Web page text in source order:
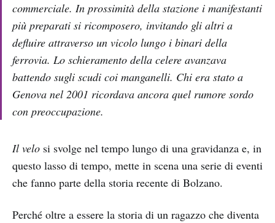
commerciale. In prossimità della stazione i manifestanti
più preparati si ricomposero, invitando gli altri a
defluire attraverso un vicolo lungo i binari della
ferrovia. Lo schieramento della celere avanzava
battendo sugli scudi coi manganelli. Chi era stato a
Genova nel 2001 ricordava ancora quel rumore sordo
con preoccupazione.
Il velo si svolge nel tempo lungo di una gravidanza e, in
questo lasso di tempo, mette in scena una serie di eventi
che fanno parte della storia recente di Bolzano.
Perché oltre a essere la storia di un ragazzo che diventa